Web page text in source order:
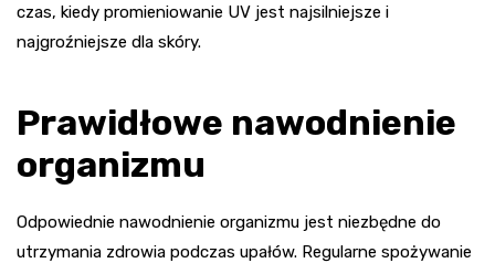
czas, kiedy promieniowanie UV jest najsilniejsze i
najgroźniejsze dla skóry.
Prawidłowe nawodnienie
organizmu
Odpowiednie nawodnienie organizmu jest niezbędne do
utrzymania zdrowia podczas upałów. Regularne spożywanie